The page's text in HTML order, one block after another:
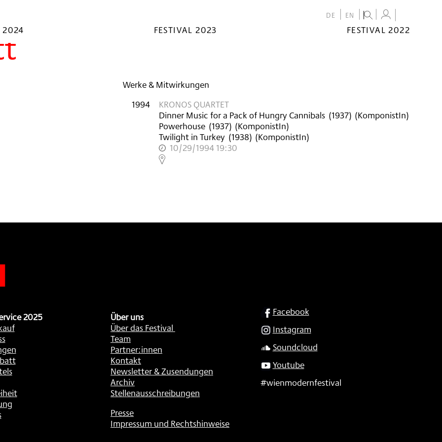
DE EN
2024 FESTIVAL 2023
FESTIVAL 2022
Werke & Mitwirkungen
1994
KRONOS QUARTET
Dinner Music for a Pack of Hungry Cannibals (1937) (KomponistIn)
Powerhouse (1937) (KomponistIn)
Twilight in Turkey (1938) (KomponistIn)
10/29/1994 19:30
,
2025
Über uns
Über das Festival
Team
Partner:innen
Kontakt
Newsletter & Zusendungen
Archiv
Stellenausschreibungen
Presse
Impressum und Rechtshinweise
SOCIAL
Facebook
Instagram
Soundcloud
Youtube
#wienmodernfestival